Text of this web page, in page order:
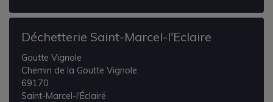
Déchetterie Saint-Marcel-l'Eclaire
Goutte Vignole
Chemin de la Goutte Vignole
69170
Saint-Marcel-l'Éclairé